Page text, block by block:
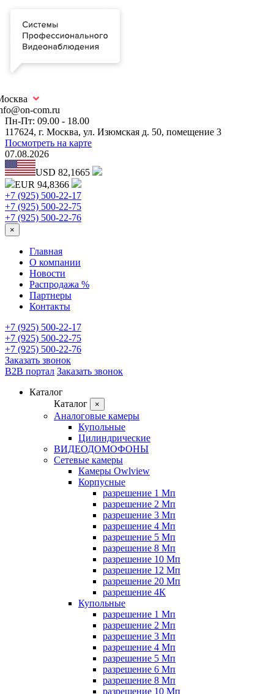
com.ru
Пн-Пт: 09.00 - 18.00
117624, г. Москва, ул. Изюмская д. 50, помещение 3
Посмотреть на карте
07.08.2026
USD 82,1665
EUR 94,8366
+7 (925) 500-22-17
+7 (925) 500-22-75
+7 (925) 500-22-76
×
Главная
О компании
Новости
Распродажа %
Партнеры
Контакты
+7 (925) 500-22-17
+7 (925) 500-22-75
+7 (925) 500-22-76
Заказать звонок
B2B портал Заказать звонок
Каталог
Каталог
×
Аналоговые камеры
Купольные
Цилиндрические
ВИДЕОДОМОФОНЫ
Сетевые камеры
Камеры Owlview
Корпусные
разрешение 1 Мп
разрешение 2 Мп
разрешение 3 Мп
разрешение 4 Мп
разрешение 5 Мп
разрешение 8 Мп
разрешение 10 Мп
разрешение 12 Мп
разрешение 20 Мп
разрешение 4К
Купольные
разрешение 1 Мп
разрешение 2 Мп
разрешение 3 Мп
разрешение 4 Мп
разрешение 5 Мп
разрешение 6 Мп
разрешение 8 Мп
разрешение 10 Мп